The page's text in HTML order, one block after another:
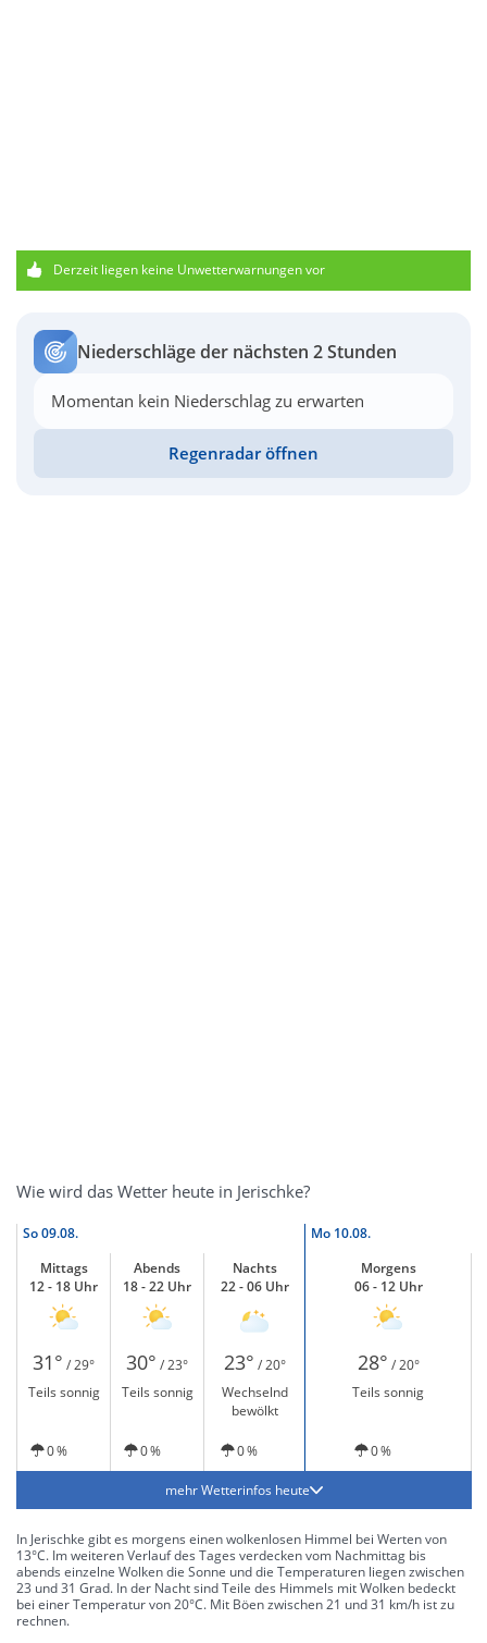
Derzeit liegen keine Unwetterwarnungen vor
Niederschläge der nächsten 2 Stunden
Momentan kein Niederschlag zu erwarten
Regenradar öffnen
Wie wird das Wetter heute in Jerischke?
So09.08. Mo 10.08.
Mittags
12 - 18 Uhr
Abends
18 - 22 Uhr
Nachts
22 - 06 Uhr
Morgens
06 - 12 Uhr
31° / 29° 30° / 23° 23° / 20° 28° / 20°
Teils sonnig
Teils sonnig
Wechselnd
bewölkt
Teils sonnig
0 % 0 % 0 % 0 %
mehr Wetterinfos heute
In Jerischke gibt es morgens einen wolkenlosen Himmel bei Werten von
13°C. Im weiteren Verlauf des Tages verdecken vom Nachmittag bis
abends einzelne Wolken die Sonne und die Temperaturen liegen zwischen
23 und 31 Grad. In der Nacht sind Teile des Himmels mit Wolken bedeckt
bei einer Temperatur von 20°C. Mit Böen zwischen 21 und 31 km/h ist zu
rechnen.